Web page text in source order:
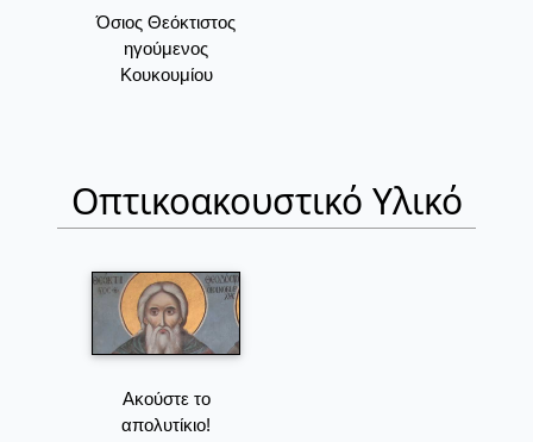
Όσιος Θεόκτιστος
ηγούμενος
Κουκουμίου
Οπτικοακουστικό Υλικό
Ακούστε το
απολυτίκιο!